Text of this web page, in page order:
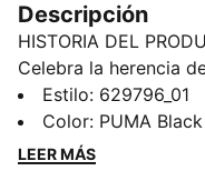
Descripción
HISTORIA DEL
Celebra la herencia
chamarra corta de
en las mangas, un
laterales con cierre.
Estilo: 629796_01
Color: PUMA Black
LEER MÁS